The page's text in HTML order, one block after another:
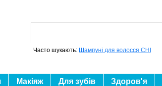
Часто шукають: Шампуні для волосся CHI
Макіяж Для зубів Здоров'я